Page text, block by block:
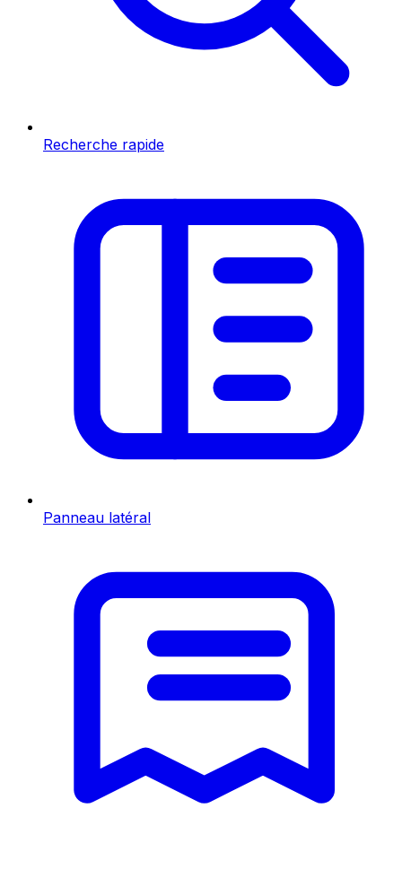
Recherche rapide
Panneau latéral